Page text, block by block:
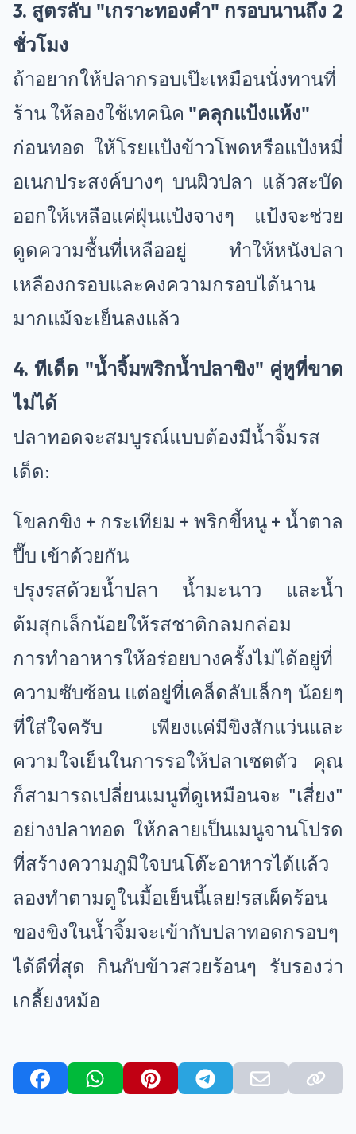
3. สูตรลับ "เกราะทองคำ" กรอบนานถึง 2
ชั่วโมง
ถ้าอยากให้ปลากรอบเป๊ะเหมือนนั่งทานที่
ร้าน ให้ลองใช้เทคนิค "คลุกแป้งแห้ง"
ก่อนทอด ให้โรยแป้งข้าวโพดหรือแป้งหมี่
อเนกประสงค์บางๆ บนผิวปลา แล้วสะบัด
ออกให้เหลือแค่ฝุ่นแป้งจางๆ แป้งจะช่วย
ดูดความชื้นที่เหลืออยู่ ทำให้หนังปลา
เหลืองกรอบและคงความกรอบได้นาน
มากแม้จะเย็นลงแล้ว
4. ทีเด็ด "น้ำจิ้มพริกน้ำปลาขิง" คู่หูที่ขาด
ไม่ได้
ปลาทอดจะสมบูรณ์แบบต้องมีน้ำจิ้มรส
เด็ด:
โขลกขิง + กระเทียม + พริกขี้หนู + น้ำตาล
ปี๊บ เข้าด้วยกัน
ปรุงรสด้วยน้ำปลา น้ำมะนาว และน้ำ
ต้มสุกเล็กน้อยให้รสชาติกลมกล่อม
การทำอาหารให้อร่อยบางครั้งไม่ได้อยู่ที่
ความซับซ้อน แต่อยู่ที่เคล็ดลับเล็กๆ น้อยๆ
ที่ใส่ใจครับ เพียงแค่มีขิงสักแว่นและ
ความใจเย็นในการรอให้ปลาเซตตัว คุณ
ก็สามารถเปลี่ยนเมนูที่ดูเหมือนจะ "เสี่ยง"
อย่างปลาทอด ให้กลายเป็นเมนูจานโปรด
ที่สร้างความภูมิใจบนโต๊ะอาหารได้แล้ว
ลองทำตามดูในมื้อเย็นนี้เลย!รสเผ็ดร้อน
ของขิงในน้ำจิ้มจะเข้ากับปลาทอดกรอบๆ
ได้ดีที่สุด กินกับข้าวสวยร้อนๆ รับรองว่า
เกลี้ยงหม้อ